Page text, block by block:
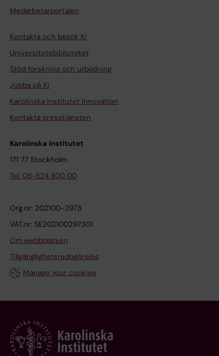
Medarbetarportalen
Kontakta och besök KI
Universitetsbiblioteket
Stöd forskning och utbildning
Jobba på KI
Karolinska Institutet Innovation
Kontakta presstjänsten
Karolinska Institutet
171 77 Stockholm
Tel: 08-524 800 00
Org.nr: 202100-2973
VAT.nr: SE202100297301
Om webbplatsen
Tillgänglighetsredogörelse
Manage your cookies